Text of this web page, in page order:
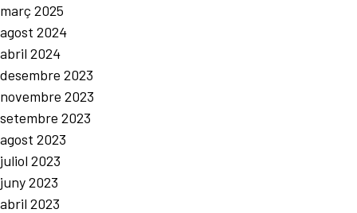
març 2025
agost 2024
abril 2024
desembre 2023
novembre 2023
setembre 2023
agost 2023
juliol 2023
juny 2023
abril 2023